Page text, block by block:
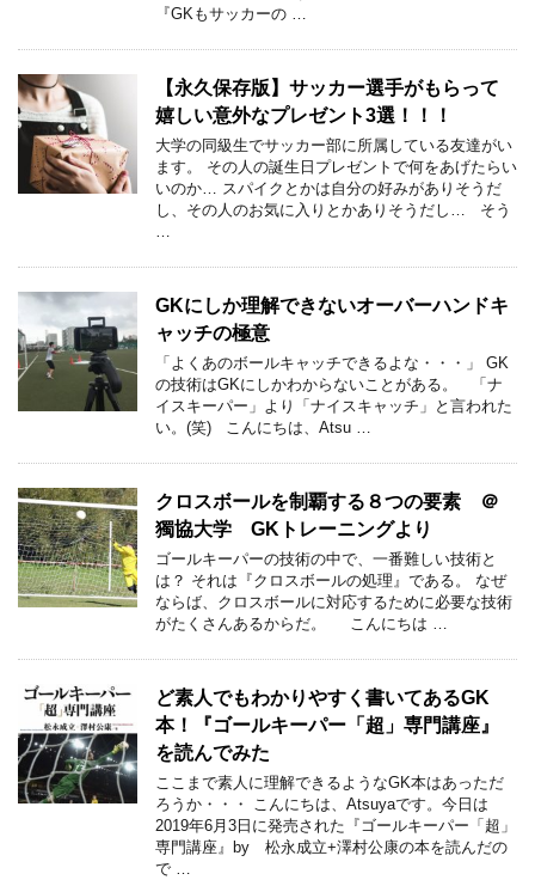
『GKもサッカーの …
【永久保存版】サッカー選手がもらって
嬉しい意外なプレゼント3選！！！
大学の同級生でサッカー部に所属している友達がい
ます。 その人の誕生日プレゼントで何をあげたらい
いのか… スパイクとかは自分の好みがありそうだ
し、その人のお気に入りとかありそうだし… そう
GKにしか理解できないオーバーハンドキ
ャッチの極意
「よくあのボールキャッチできるよな・・・」 GK
の技術はGKにしかわからないことがある。 「ナ
イスキーパー」より「ナイスキャッチ」と言われた
い。(笑) こんにちは、Atsu …
クロスボールを制覇する８つの要素 ＠
獨協大学 GKトレーニングより
ゴールキーパーの技術の中で、一番難しい技術と
は？ それは『クロスボールの処理』である。 なぜ
ならば、クロスボールに対応するために必要な技術
がたくさんあるからだ。 こんにちは …
ど素人でもわかりやすく書いてあるGK
本！『ゴールキーパー「超」専門講座』
を読んでみた
ここまで素人に理解できるようなGK本はあっただ
ろうか・・・ こんにちは、Atsuyaです。今日は
2019年6月3日に発売された『ゴールキーパー「超」
専門講座』by 松永成立+澤村公康の本を読んだの
で …